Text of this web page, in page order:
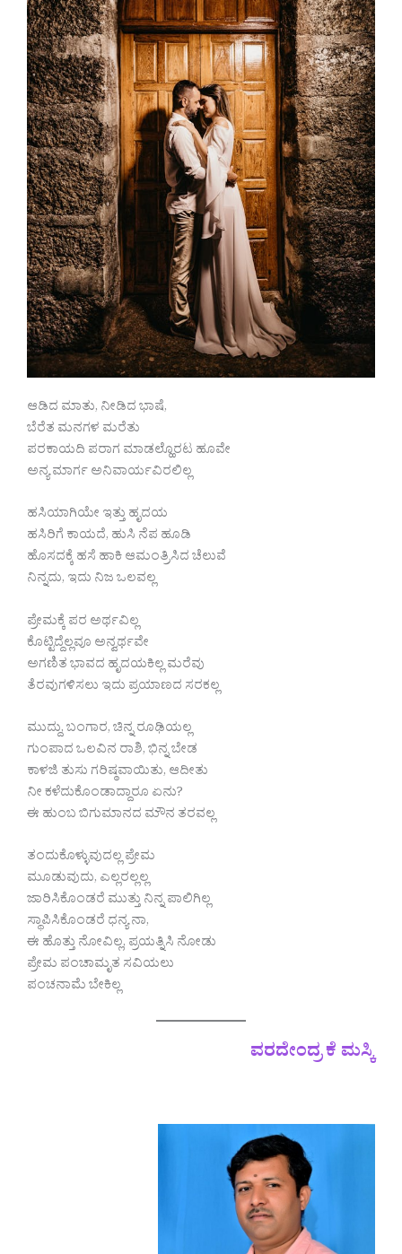
ಆಡಿದ ಮಾತು, ನೀಡಿದ ಭಾಷೆ,
ಬೆರೆತ ಮನಗಳ ಮರೆತು
ಪರಕಾಯದಿ ಪರಾಗ ಮಾಡಲ್ಹೊರಟ ಹೂವೇ
ಅನ್ಯ ಮಾರ್ಗ ಅನಿವಾರ್ಯವಿರಲಿಲ್ಲ
ಹಸಿಯಾಗಿಯೇ ಇತ್ತು ಹೃದಯ
ಹಸಿರಿಗೆ ಕಾಯದೆ, ಹುಸಿ ನೆಪ ಹೂಡಿ
ಹೊಸದಕ್ಕೆ ಹಸೆ ಹಾಕಿ ಆಮಂತ್ರಿಸಿದ ಚೆಲುವೆ
ನಿನ್ನದು, ಇದು ನಿಜ ಒಲವಲ್ಲ
ಪ್ರೇಮಕ್ಕೆ ಪರ ಅರ್ಥವಿಲ್ಲ
ಕೊಟ್ಟಿದ್ದೆಲ್ಲವೂ ಅನ್ವರ್ಥವೇ
ಅಗಣಿತ ಭಾವದ ಹೃದಯಕಿಲ್ಲ ಮರೆವು
ತೆರವುಗಳಿಸಲು ಇದು ಪ್ರಯಾಣದ ಸರಕಲ್ಲ
ಮುದ್ದು, ಬಂಗಾರ, ಚಿನ್ನ ರೂಢಿಯಲ್ಲ
ಗುಂಪಾದ ಒಲವಿನ ರಾಶಿ, ಭಿನ್ನ ಬೇಡ
ಕಾಳಜಿ ತುಸು ಗರಿಷ್ಠವಾಯಿತು, ಆದೀತು
ನೀ ಕಳೆದುಕೊಂಡಾದ್ದಾರೂ ಏನು?
ಈ ಹುಂಬ ಬಿಗುಮಾನದ ಮೌನ ತರವಲ್ಲ
ತಂದುಕೊಳ್ಳುವುದಲ್ಲ ಪ್ರೇಮ
ಮೂಡುವುದು, ಎಲ್ಲರಲ್ಲಲ್ಲ
ಜಾರಿಸಿಕೊಂಡರೆ ಮುತ್ತು ನಿನ್ನ ಪಾಲಿಗಿಲ್ಲ
ಸ್ಥಾಪಿಸಿಕೊಂಡರೆ ಧನ್ಯ ನಾ,
ಈ ಹೊತ್ತು ನೋವಿಲ್ಲ, ಪ್ರಯತ್ನಿಸಿ ನೋಡು
ಪ್ರೇಮ ಪಂಚಾಮೃತ ಸವಿಯಲು
ಪಂಚನಾಮೆ ಬೇಕಿಲ್ಲ
ವರದೇಂದ್ರ ಕೆ ಮಸ್ಕಿ